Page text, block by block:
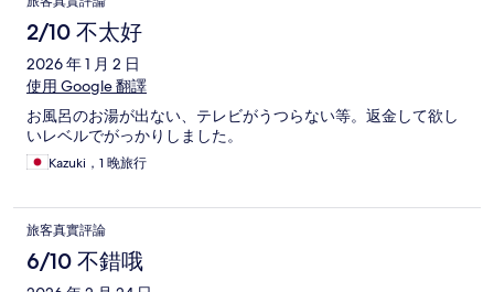
2/10 不太好
2026 年 1 月 2 日
使用 Google 翻譯
お風呂のお湯が出ない、テレビがうつらない等。返金して欲し
いレベルでがっかりしました。
Kazuki，1 晚旅行
旅客真實評論
6/10 不錯哦